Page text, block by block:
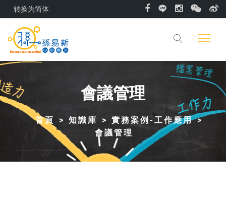
转换为简体
會議管理
首頁 知識庫
實務案例-工作應用
會議管理